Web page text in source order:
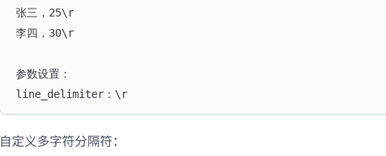
张三，25\r
李四，30\r
参数设置：
line_delimiter：\r
自定义多字符分隔符：